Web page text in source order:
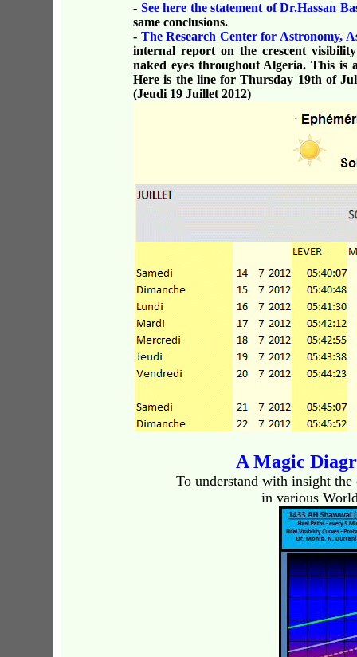
- See here the statement of Dr.Hassan
same conclusions.
- The Research Center for Astronomy,
internal report on the crescent
naked eyes throughout Algeria. This is
Here is the line for Thursday 19th of
(Jeudi 19 Juillet 2012)
A Magic
To understand with insight
in various